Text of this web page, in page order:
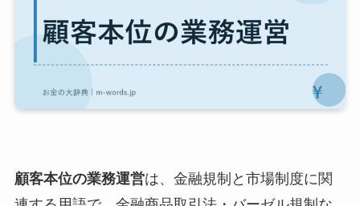
顧客本位の業務運営は、金融規制と市場制度に関